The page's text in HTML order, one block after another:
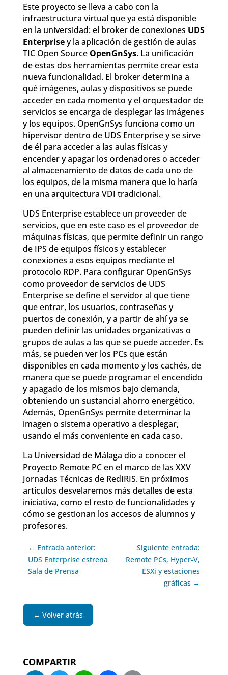
Este proyecto se lleva a cabo con la
infraestructura virtual que ya está disponible
en la universidad: el broker de conexiones UDS
Enterprisey la aplicación de gestión de aulas
TIC Open Source OpenGnSys. La unificación
de estas dos herramientas permite crear esta
nueva funcionalidad. El broker determina a
qué imágenes, aulas y dispositivos se puede
acceder en cada momento y el orquestador de
servicios se encarga de desplegar las imágenes
y los equipos. OpenGnSys funciona como un
hipervisor dentro de UDS Enterprise y se sirve
de él para acceder a las aulas físicas y
encender y apagar los ordenadores o acceder
al almacenamiento de datos de cada uno de
los equipos, de la misma manera que lo haría
en una arquitectura VDI tradicional.
UDS Enterprise establece un proveeder de
servicios, que en este caso es el proveedor de
máquinas físicas, que permite definir un rango
de IPS de equipos físicos y establecer
conexiones a esos equipos mediante el
protocolo RDP. Para configurar OpenGnSys
como proveedor de servicios de UDS
Enterprise se define el servidor al que tiene
que entrar, los usuarios, contraseñas y
puertos de conexión, y a partir de ahí ya se
pueden definir las unidades organizativas o
grupos de aulas a las que se puede acceder. Es
más, se pueden ver los PCs que están
disponibles en cada momento y los cachés, de
manera que se puede programar el encendido
y apagado de los mismos bajo demanda,
obteniendo un sustancial ahorro energético.
Además, OpenGnSys permite determinar la
imagen o sistema operativo a desplegar,
usando el más conveniente en cada caso.
La Universidad de Málaga dio a conocer el
Proyecto Remote PC en el marco de las XXV
Jornadas Técnicas de RedIRIS. En próximos
artículos desvelaremos más detalles de esta
iniciativa, como el resto de funcionalidades y
cómo se gestionan los accesos de alumnos y
profesores.
← Entrada anterior:
UDS Enterprise estrena
Sala de Prensa
Siguiente entrada:
Remote PCs, Hyper-V,
ESXi y estaciones
gráficas →
← Volver atrás
COMPARTIR